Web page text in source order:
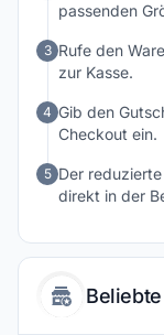
passenden
3 Rufe den
zur Kasse.
4 Gib den
Checkout ein.
5 Der
direkt in der